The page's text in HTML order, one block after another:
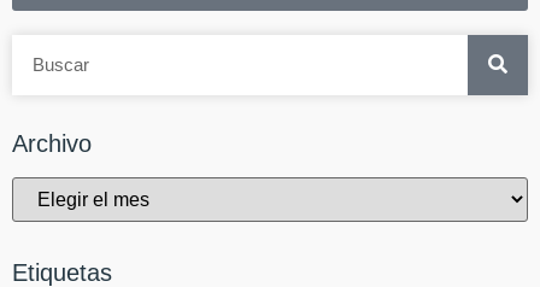
Archivo
Etiquetas